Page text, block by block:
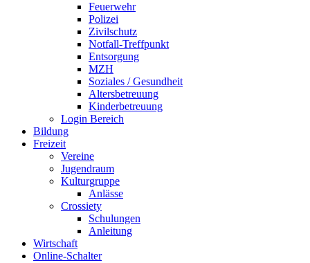
Feuerwehr
Polizei
Zivilschutz
Notfall-Treffpunkt
Entsorgung
MZH
Soziales / Gesundheit
Altersbetreuung
Kinderbetreuung
Login Bereich
Bildung
Freizeit
Vereine
Jugendraum
Kulturgruppe
Anlässe
Crossiety
Schulungen
Anleitung
Wirtschaft
Online-Schalter